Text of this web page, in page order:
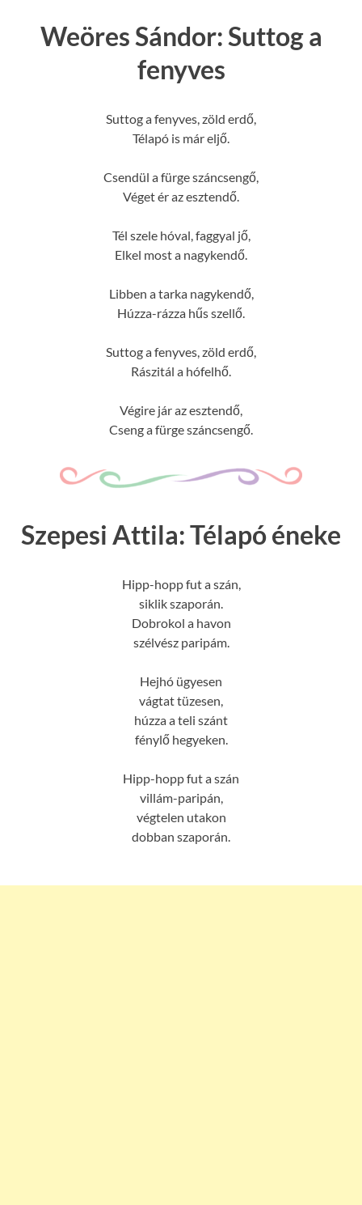
Weöres Sándor: Suttog a
fenyves
Suttog a fenyves, zöld erdő,
Télapó is már eljő.
Csendül a fürge száncsengő,
Véget ér az esztendő.
Tél szele hóval, faggyal jő,
Elkel most a nagykendő.
Libben a tarka nagykendő,
Húzza-rázza hűs szellő.
Suttog a fenyves, zöld erdő,
Rászitál a hófelhő.
Végire jár az esztendő,
Cseng a fürge száncsengő.
Szepesi Attila: Télapó éneke
Hipp-hopp fut a szán,
siklik szaporán.
Dobrokol a havon
szélvész paripám.
Hejhó ügyesen
vágtat tüzesen,
húzza a teli szánt
fénylő hegyeken.
Hipp-hopp fut a szán
villám-paripán,
végtelen utakon
dobban szaporán.